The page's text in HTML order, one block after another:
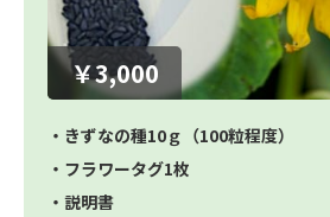
￥3,000
・きずなの種10ｇ（100粒程度）
・フラワータグ1枚
・説明書